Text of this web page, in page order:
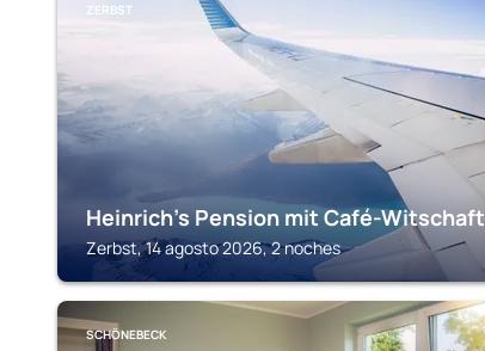
ZERBST
Heinrich's Pension mit Café-Witschaft
Zerbst, 14 agosto 2026, 2 noches
SCHÖNEBECK